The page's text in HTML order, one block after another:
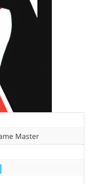
Master